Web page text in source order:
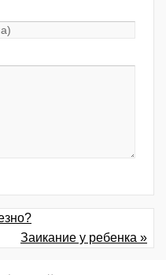
Заикание у ребенка »